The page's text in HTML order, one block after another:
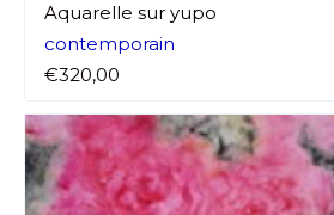
Adresse email*
Nom
Aquarelle sur yupo
contemporain
€320,00